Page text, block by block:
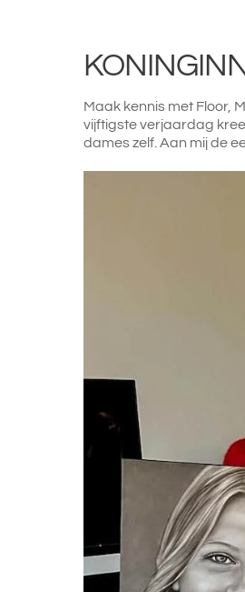
Maak kennis met Floor,
vijftigste verjaardag
dames zelf. Aan mij de